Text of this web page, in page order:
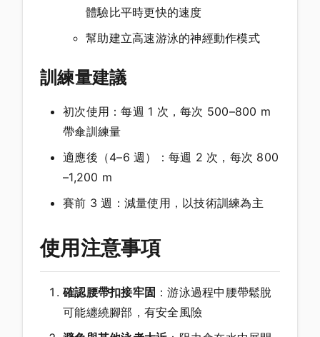
體驗比平時更快的速度
幫助建立高速游泳的神經動作模式
訓練量建議
初次使用：每週 1 次，每次 500–800 m
帶傘訓練量
適應後（4–6 週）：每週 2 次，每次 800
–1,200 m
賽前 3 週：減量使用，以技術訓練為主
使用注意事項
確認腰帶扣接牢固 ：游泳過程中腰帶鬆脫
可能纏繞腳部，有安全風險